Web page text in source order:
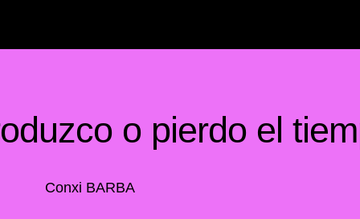
o pierdo el
Conxi BARBA